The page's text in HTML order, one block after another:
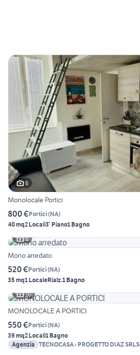
6
Monolocale Portici
800 €Portici(NA)
40 mq2 Locali3° Piano1 Bagno
6
Mono arredato
520 €Portici(NA)
35 mq1 LocaleRialz.1 Bagno
10
MONOLOCALE A PORTICI
550 €Portici(NA)
39 mq2 Locali1 Bagno
Agenzia TECNOCASA - PROGETTO DIAZ SRLS